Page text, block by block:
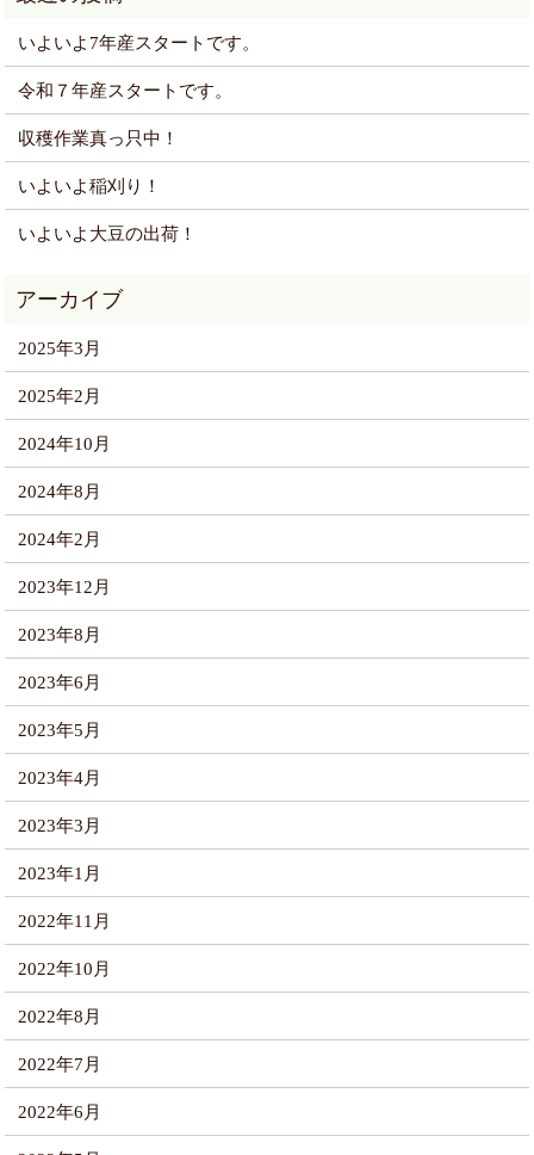
いよいよ7年産スタートです。
令和７年産スタートです。
収穫作業真っ只中！
いよいよ稲刈り！
いよいよ大豆の出荷！
2025年3月
2025年2月
2024年10月
2024年8月
2024年2月
2023年12月
2023年8月
2023年6月
2023年5月
2023年4月
2023年3月
2023年1月
2022年11月
2022年10月
2022年8月
2022年7月
2022年6月